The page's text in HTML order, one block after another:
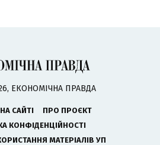
ЕКОНОМІЧНА ПРАВДА
САЙТІ
ПРО ПРОЄКТ
КОНФІДЕНЦІЙНОСТІ
МАТЕРІАЛІВ УП